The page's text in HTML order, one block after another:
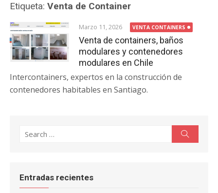
Etiqueta: Venta de Container
Marzo 11, 2026 VENTA CONTAINERS
Venta de containers, baños
modulares y contenedores
modulares en Chile
Intercontainers, expertos en la construcción de
contenedores habitables en Santiago.
for:
Entradas recientes